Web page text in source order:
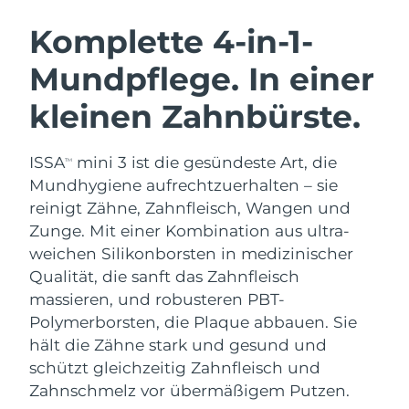
Komplette 4-in-1-
Mundpflege. In einer
kleinen Zahnbürste.
ISSATM
mini 3 ist die gesündeste Art, die
Mundhygiene aufrechtzuerhalten – sie
reinigt Zähne, Zahnfleisch, Wangen und
Zunge. Mit einer Kombination aus ultra-
weichen Silikonborsten in medizinischer
Qualität, die sanft das Zahnfleisch
massieren, und robusteren PBT-
Polymerborsten, die Plaque abbauen. Sie
hält die Zähne stark und gesund und
schützt gleichzeitig Zahnfleisch und
Zahnschmelz vor übermäßigem Putzen.
Gesichtsreinigung
Anti-aging massage
LUNA™ 4 Plus
Massage, LED heating
LUNA™ 4 Men
For men, anti-aging massage
Gesichtsstraffung
Microcurrent toning
BEAR™ 2 go
Microcurrent toning on-the-go
BEAR™ 2 eyes & lips
Microcurrent line smoothing device
Hydratisierung
UFO™ 3 Set
Deep facial hydration
UFO™ 3 LED
Near-infrared and red light therapy
device
Mundpflege
issa™ 4
Hybrid silicone sonic toothbrush
issa™ 4 plus
Smart hybrid silicone sonic toothbrush
FAQ™ ANTI-AGING-BEHANDLUNG
Anti-aging LED-Behandlungen
NEW
Österreich Erwartete Lieferung
Bahrain Erwartete Lieferung8/12/26
Belgien Erwartete Lieferung 8/11/26
Bermuda Erwartete Lieferung
Bosnien und
Herzegowina
Erwartete Lieferung8/14/26
Brunei Darussalam Erwartete Lieferung
Bulgarien Erwartete Lieferung8/11/26
Kanada Erwartete Lieferung